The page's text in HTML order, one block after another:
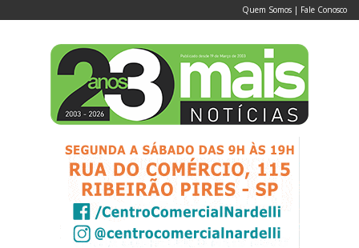
Quem Somos | Fale Conosco